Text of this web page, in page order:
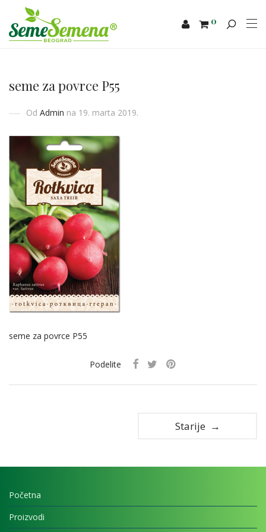
0
seme za povrce P55
Od Admin na 19. marta 2019.
seme za povrce P55
Podelite
Starije →
Početna
Proizvodi